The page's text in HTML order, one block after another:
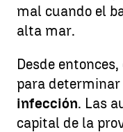
mal cuando el
alta mar.
Desde
para determinar
infección. Las
capital de la